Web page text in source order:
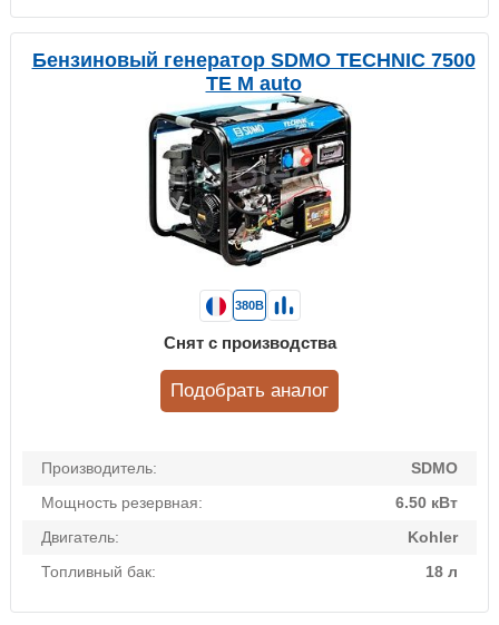
Бензиновый генератор SDMO TECHNIC 7500
TE M auto
Производитель:
SDMO
Мощность резервная:
6.50 кВт
Двигатель:
Kohler
Топливный бак:
18 л
380В
Снят с производства
Подобрать аналог